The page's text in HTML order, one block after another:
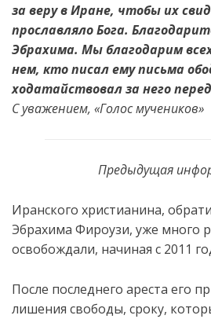
за веру в Иране, чтобы их
прославляло Бога.
Эбрахима. Мы благодарим
нем, кто писал ему письма
ходатайствовал за него
С уважением, «Голос мучеников»
Предыдущая
Иранского христианина,
Эбрахима Фироузи, уже много
освобождали, начиная с 2011
После последнего ареста его
лишения свободы, сроку,